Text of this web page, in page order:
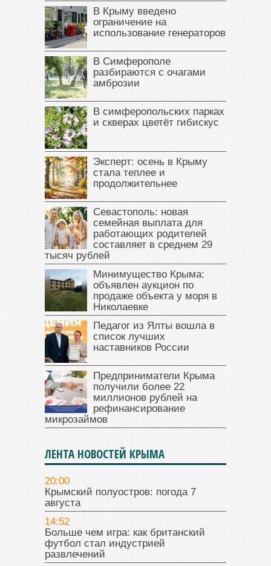
В Крыму введено
ограничение на
использование генераторов
В Симферополе
разбираются с очагами
амброзии
В симферопольских парках
и скверах цветёт гибискус
Эксперт: осень в Крыму
стала теплее и
продолжительнее
Севастополь: новая
семейная выплата для
работающих родителей
составляет в среднем 29
тысяч рублей
Минимущество Крыма:
объявлен аукцион по
продаже объекта у моря в
Николаевке
Педагог из Ялты вошла в
список лучших
наставников России
Предприниматели Крыма
получили более 22
миллионов рублей на
рефинансирование
микрозаймов
ЛЕНТА НОВОСТЕЙ КРЫМА
20:00
Крымский полуостров: погода 7
августа
14:52
Больше чем игра: как британский
футбол стал индустрией
развлечений